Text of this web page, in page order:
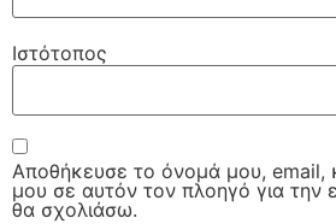
Ιστότοπος
Αποθήκευσε το όνομά μου, email,
μου σε αυτόν τον πλοηγό για την
θα σχολιάσω.